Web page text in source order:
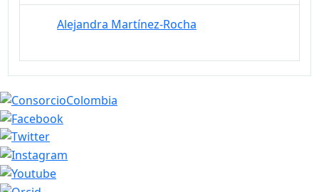
Alejandra Martínez-Rocha